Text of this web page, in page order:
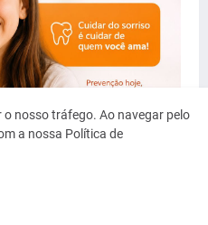
nosso tráfego. Ao navegar pelo
a nossa Política de